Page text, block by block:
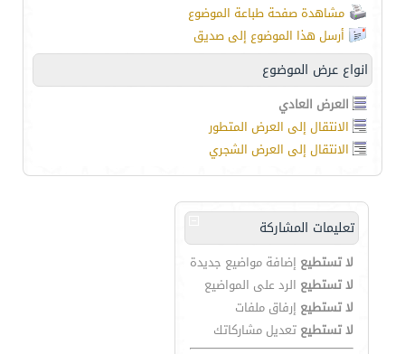
مشاهدة صفحة طباعة الموضوع
أرسل هذا الموضوع إلى صديق
انواع عرض الموضوع
العرض العادي
الانتقال إلى العرض المتطور
الانتقال إلى العرض الشجري
تعليمات المشاركة
لا تستطيع إضافة مواضيع جديدة
لا تستطيع الرد على المواضيع
لا تستطيع إرفاق ملفات
لا تستطيع تعديل مشاركاتك